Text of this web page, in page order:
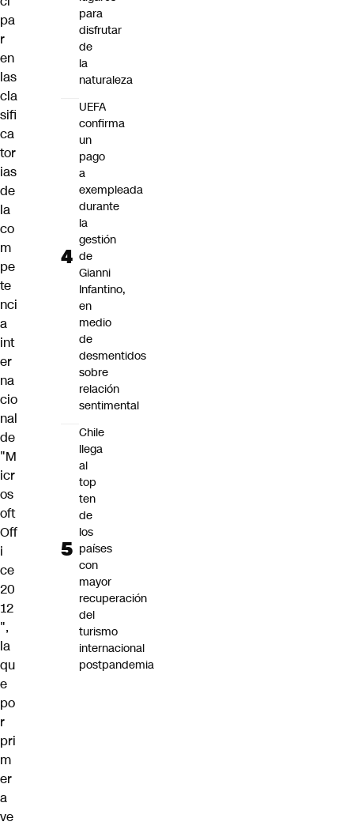
pa
r
en
las
cla
sifi
ca
tor
ias
de
la
co
m
pe
te
nci
a
int
er
na
cio
nal
de
"M
icr
os
oft
Off
i
ce
20
12
",
la
qu
e
po
r
pri
m
er
a
ve
para
disfrutar
de
la
naturaleza
UEFA
confirma
un
pago
a
exempleada
durante
la
gestión
de
Gianni
Infantino,
en
medio
de
desmentidos
sobre
relación
sentimental
Chile
llega
al
top
ten
de
los
países
con
mayor
recuperación
del
turismo
internacional
postpandemia